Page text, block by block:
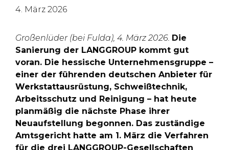
4. März 2026
Großenlüder (bei Fulda), 4. März 2026. Die
Sanierung der LANGGROUP kommt gut
voran. Die hessische Unternehmensgruppe –
einer der führenden deutschen Anbieter für
Werkstattausrüstung, Schweißtechnik,
Arbeitsschutz und Reinigung – hat heute
planmäßig die nächste Phase ihrer
Neuaufstellung begonnen. Das zuständige
Amtsgericht hatte am 1. März die Verfahren
für die drei LANGGROUP-Gesellschaften